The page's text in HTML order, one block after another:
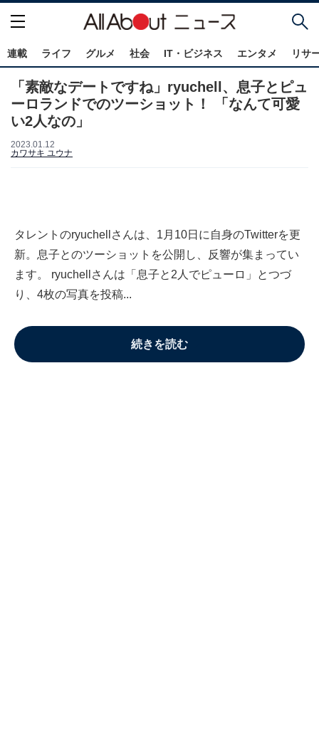
連載 ライフ グルメ 社会 IT・ビジネス エンタメ リサ
「素敵なデートですね」ryuchell、息子とピュ
ーロランドでのツーショット！ 「なんて可愛
い2人なの」
2023.01.12
カワサキ ユウナ
タレントのryuchellさんは、1月10日に自身のTwitterを更
新。息子とのツーショットを公開し、反響が集まってい
ます。 ryuchellさんは「息子と2人でピューロ」とつづ
り、4枚の写真を投稿...
続きを読む